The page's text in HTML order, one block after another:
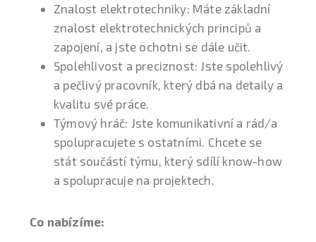
Znalost elektrotechniky: Máte základní
znalost elektrotechnických principů a
zapojení, a jste ochotni se dále učit.
Spolehlivost a preciznost: Jste spolehlivý
a pečlivý pracovník, který dbá na detaily a
kvalitu své práce.
Týmový hráč: Jste komunikativní a rád/a
spolupracujete s ostatními. Chcete se
stát součástí týmu, který sdílí know-how
a spolupracuje na projektech.
Co nabízíme: